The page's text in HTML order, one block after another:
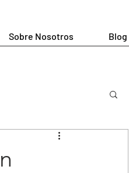
Sobre Nosotros Blog